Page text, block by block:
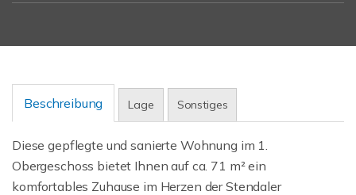
Beschreibung Lage Sonstiges
Diese gepflegte und sanierte Wohnung im 1.
Obergeschoss bietet Ihnen auf ca. 71 m² ein
komfortables Zuhause im Herzen der Stendaler